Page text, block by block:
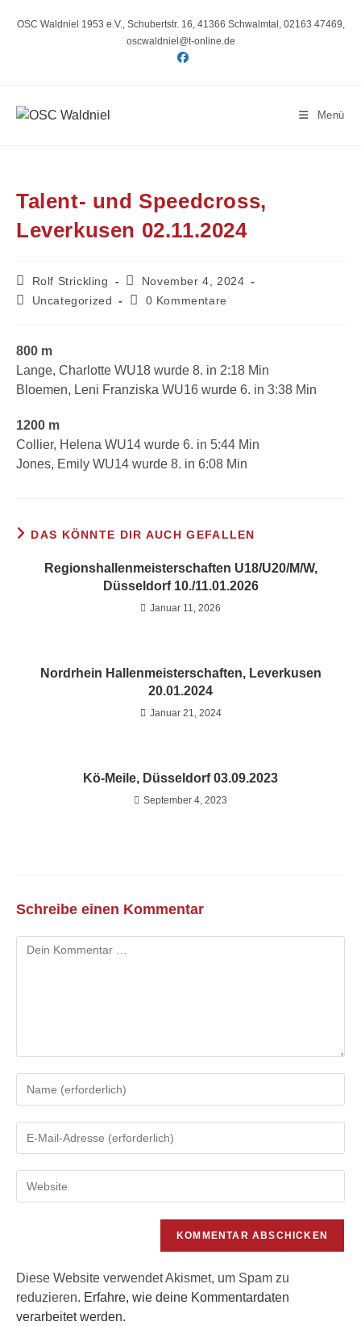
InhaltOSC Waldniel 1953 e.V., Schubertstr. 16, 41366 Schwalmtal, 02163 47469,
oscwaldniel@t-online.de
Menü
Talent- und Speedcross,
Leverkusen 02.11.2024
Beitrags-
Autor:
Rolf Strickling
Beitrag
veröffentlicht:
November 4, 2024
Beitrags-
Uncategorized
Beitrags-
0 Kommentare
800 m
Lange, Charlotte WU18 wurde 8. in 2:18 Min
Bloemen, Leni Franziska WU16 wurde 6. in 3:38 Min
1200 m
Collier, Helena WU14 wurde 6. in 5:44 Min
Jones, Emily WU14 wurde 8. in 6:08 Min
DAS KÖNNTE DIR AUCH GEFALLEN
Regionshallenmeisterschaften U18/U20/M/W,
Düsseldorf 10./11.01.2026
Januar 11, 2026
Nordrhein Hallenmeisterschaften, Leverkusen
20.01.2024
Januar 21, 2024
Kö-Meile, Düsseldorf 03.09.2023
September 4, 2023
Schreibe einen Kommentar
Kommentar
deinen
oder
Kommentieren
ein
deine
Mail-
deine
Diese Website verwendet Akismet, um Spam zu
reduzieren. Erfahre, wie deine Kommentardaten
verarbeitet werden.